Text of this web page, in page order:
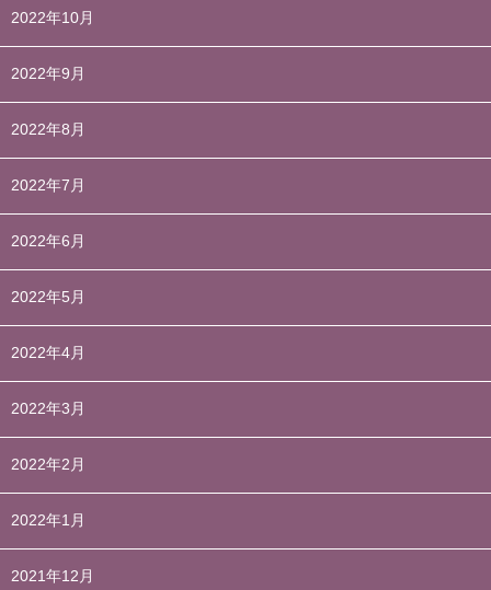
2022年10月
2022年9月
2022年8月
2022年7月
2022年6月
2022年5月
2022年4月
2022年3月
2022年2月
2022年1月
2021年12月